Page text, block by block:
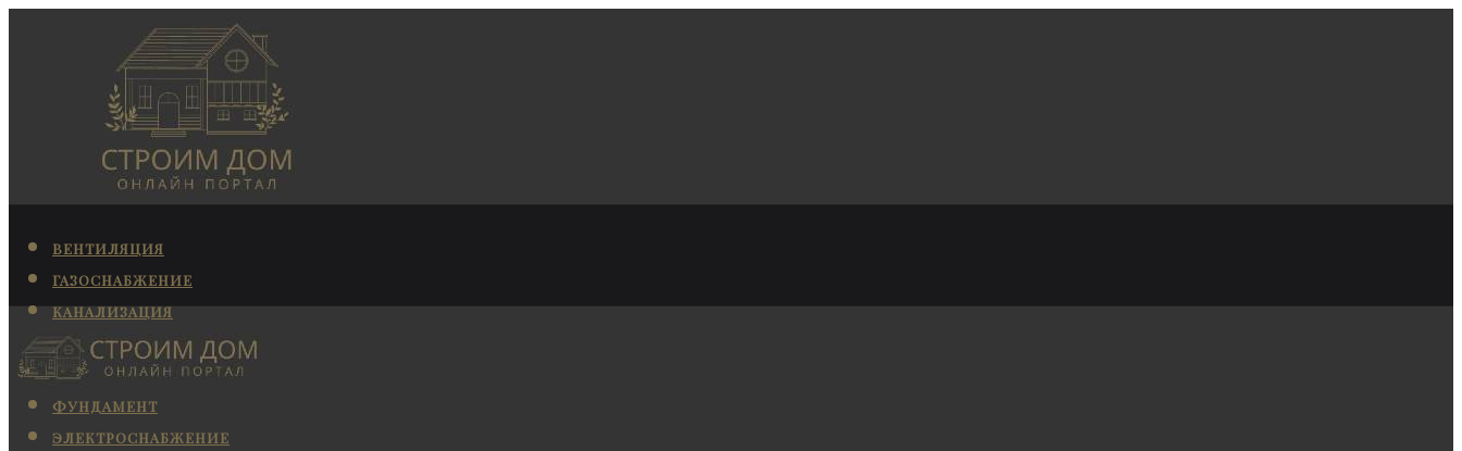
ВЕНТИЛЯЦИЯ
ГАЗОСНАБЖЕНИЕ
КАНАЛИЗАЦИЯ
КОНДИЦИОНИРОВАНИЕ
ОТОПЛЕНИЕ
ФУНДАМЕНТ
ЭЛЕКТРОСНАБЖЕНИЕ